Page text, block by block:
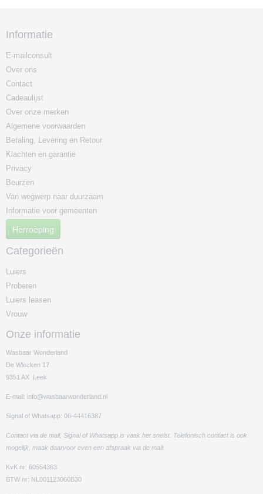
Informatie
E-mailconsult
Over ons
Contact
Cadeaulijst
Over onze merken
Algemene voorwaarden
Betaling, Levering en Retour
Klachten en garantie
Privacy
Beurzen
Van wegwerp naar duurzaam
Informatie voor gemeenten
Herroeping
Categorieën
Luiers
Proberen
Luiers leasen
Vrouw
Onze informatie
Wasbaar Wonderland
De Wiecken 17
9351 AX Leek
E-mail: info@wasbaarwonderland.nl
Signal of Whatsapp: 06-44416387
Contact via de mail, Signal of Whatsapp is vaak het snelst. Telefonisch contact is ook
mogelijk, maak daarvoor even een afspraak via de mail.
KvK nr: 60554363
BTW nr: NL001123060B30